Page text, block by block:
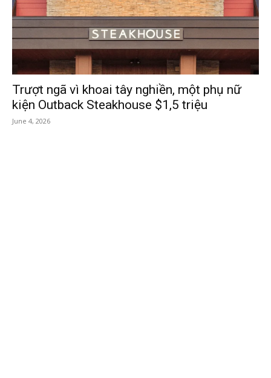
Trượt ngã vì khoai tây nghiền, một phụ nữ
kiện Outback Steakhouse $1,5 triệu
June 4, 2026